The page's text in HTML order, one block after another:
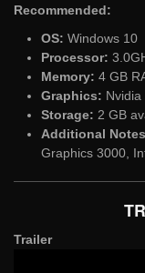
Recommended:
OS: Windows 10
Processor:
Memory: 4 GB
Graphics:
Storage: 2 GB
Additional
Graphics 3000,
Trailer